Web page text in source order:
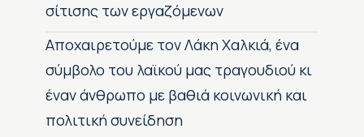
σίτισης των εργαζόμενων
Αποχαιρετούμε τον Λάκη Χαλκιά, ένα
σύμβολο του λαϊκού μας τραγουδιού κι
έναν άνθρωπο με βαθιά κοινωνική και
πολιτική συνείδηση